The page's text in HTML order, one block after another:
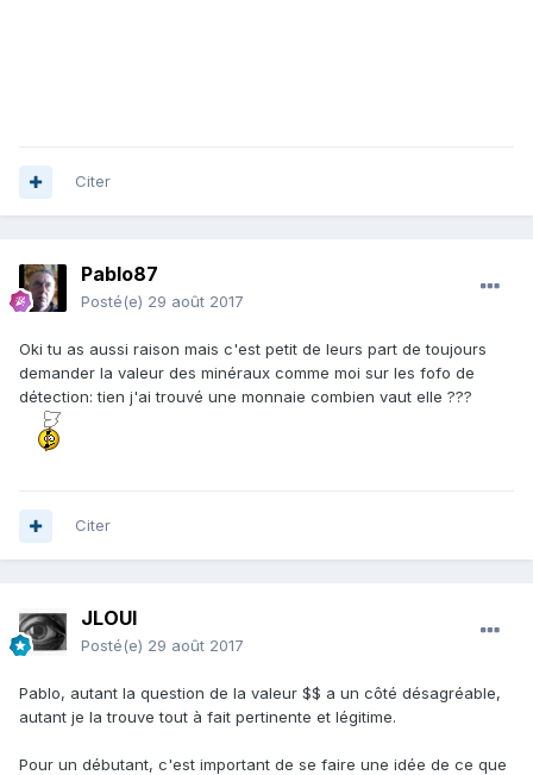
Citer
Pablo87
Posté(e) 29 août 2017
Oki tu as aussi raison mais c'est petit de leurs part de toujours
demander la valeur des minéraux comme moi sur les fofo de
détection: tien j'ai trouvé une monnaie combien vaut elle ???
Citer
JLOUI
Posté(e) 29 août 2017
Pablo, autant la question de la valeur $$ a un côté désagréable,
autant je la trouve tout à fait pertinente et légitime.
Pour un débutant, c'est important de se faire une idée de ce que